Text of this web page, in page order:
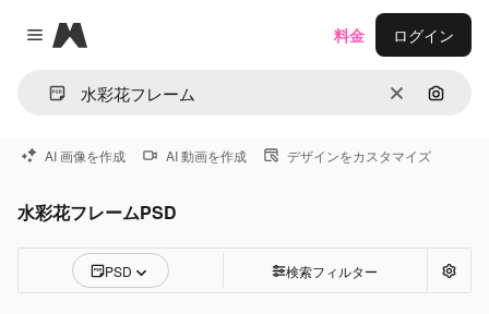
Close menu
Magnific
消去 画像で
料金 ログイン
AI 画像を作成 AI 動画を作成 デザインをカスタマイズ
水彩花フレームPSD
PSD 検索フィルター